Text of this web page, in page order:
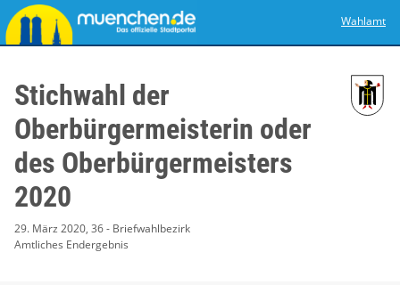
Wahlamt
Stichwahl der
Oberbürgermeisterin oder
des Oberbürgermeisters
2020
29. März 2020, 36 - Briefwahlbezirk
Amtliches Endergebnis